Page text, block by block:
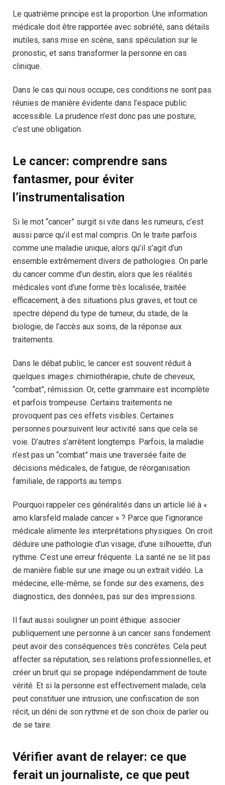
Le quatrième principe est la proportion. Une information
médicale doit être rapportée avec sobriété, sans détails
inutiles, sans mise en scène, sans spéculation sur le
pronostic, et sans transformer la personne en cas
clinique.
Dans le cas qui nous occupe, ces conditions ne sont pas
réunies de manière évidente dans l’espace public
accessible. La prudence n’est donc pas une posture;
c’est une obligation.
Le cancer: comprendre sans
fantasmer, pour éviter
l’instrumentalisation
Si le mot “cancer” surgit si vite dans les rumeurs, c’est
aussi parce qu’il est mal compris. On le traite parfois
comme une maladie unique, alors qu’il s’agit d’un
ensemble extrêmement divers de pathologies. On parle
du cancer comme d’un destin, alors que les réalités
médicales vont d’une forme très localisée, traitée
efficacement, à des situations plus graves, et tout ce
spectre dépend du type de tumeur, du stade, de la
biologie, de l’accès aux soins, de la réponse aux
traitements.
Dans le débat public, le cancer est souvent réduit à
quelques images: chimiothérapie, chute de cheveux,
“combat”, rémission. Or, cette grammaire est incomplète
et parfois trompeuse. Certains traitements ne
provoquent pas ces effets visibles. Certaines
personnes poursuivent leur activité sans que cela se
voie. D’autres s’arrêtent longtemps. Parfois, la maladie
n’est pas un “combat” mais une traversée faite de
décisions médicales, de fatigue, de réorganisation
familiale, de rapports au temps.
Pourquoi rappeler ces généralités dans un article lié à «
arno klarsfeld malade cancer » ? Parce que l’ignorance
médicale alimente les interprétations physiques. On croit
déduire une pathologie d’un visage, d’une silhouette, d’un
rythme. C’est une erreur fréquente. La santé ne se lit pas
de manière fiable sur une image ou un extrait vidéo. La
médecine, elle-même, se fonde sur des examens, des
diagnostics, des données, pas sur des impressions.
Il faut aussi souligner un point éthique: associer
publiquement une personne à un cancer sans fondement
peut avoir des conséquences très concrètes. Cela peut
affecter sa réputation, ses relations professionnelles, et
créer un bruit qui se propage indépendamment de toute
vérité. Et si la personne est effectivement malade, cela
peut constituer une intrusion, une confiscation de son
récit, un déni de son rythme et de son choix de parler ou
de se taire.
Vérifier avant de relayer: ce que
ferait un journaliste, ce que peut